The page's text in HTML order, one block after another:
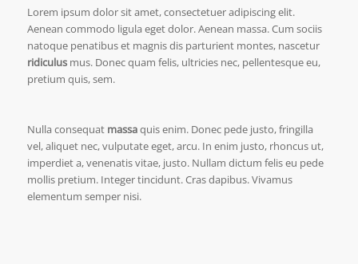
Lorem ipsum dolor sit amet, consectetuer adipiscing elit.
Aenean commodo ligula eget dolor. Aenean massa. Cum sociis
natoque penatibus et magnis dis parturient montes, nascetur
ridiculusmus. Donec quam felis, ultricies nec, pellentesque eu,
pretium quis, sem.
Nulla consequat massaquis enim. Donec pede justo, fringilla
vel, aliquet nec, vulputate eget, arcu. In enim justo, rhoncus ut,
imperdiet a, venenatis vitae, justo. Nullam dictum felis eu pede
mollis pretium. Integer tincidunt. Cras dapibus. Vivamus
elementum semper nisi.